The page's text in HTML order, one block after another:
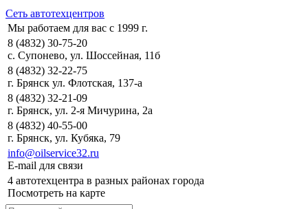
Сеть автотехцентров
Мы работаем для вас с 1999 г.
8 (4832) 30-75-20
с. Супонево, ул. Шоссейная, 11б
8 (4832) 32-22-75
г. Брянск ул. Флотская, 137-а
8 (4832) 32-21-09
г. Брянск, ул. 2-я Мичурина, 2а
8 (4832) 40-55-00
г. Брянск, ул. Кубяка, 79
info@oilservice32.ru
E-mail для связи
4 автотехцентра в разных районах города
Посмотреть на карте